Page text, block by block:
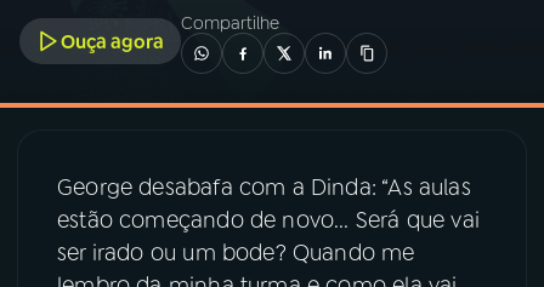
04PROGRAMAS
Ouça agora
Compartilhe
George desabafa com a Dinda: “As aulas
estão começando de novo... Será que vai
ser irado ou um bode? Quando me